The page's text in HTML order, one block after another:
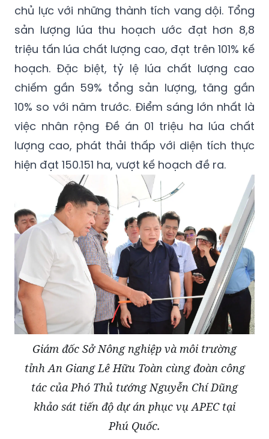
chủ lực với những thành tích vang dội. Tổng
sản lượng lúa thu hoạch ước đạt hơn 8,8
triệu tấn lúa chất lượng cao, đạt trên 101% kế
hoạch. Đặc biệt, tỷ lệ lúa chất lượng cao
chiếm gần 59% tổng sản lượng, tăng gần
10% so với năm trước. Điểm sáng lớn nhất là
việc nhân rộng Đề án 01 triệu ha lúa chất
lượng cao, phát thải thấp với diện tích thực
hiện đạt 150.151 ha, vượt kế hoạch đề ra.
Giám đốc Sở Nông nghiệp và môi trường
tỉnh An Giang Lê Hữu Toàn cùng đoàn công
tác của Phó Thủ tướng Nguyễn Chí Dũng
khảo sát tiến độ dự án phục vụ APEC tại
Phú Quốc.